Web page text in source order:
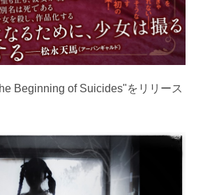
Beginning of Suicides"をリリース